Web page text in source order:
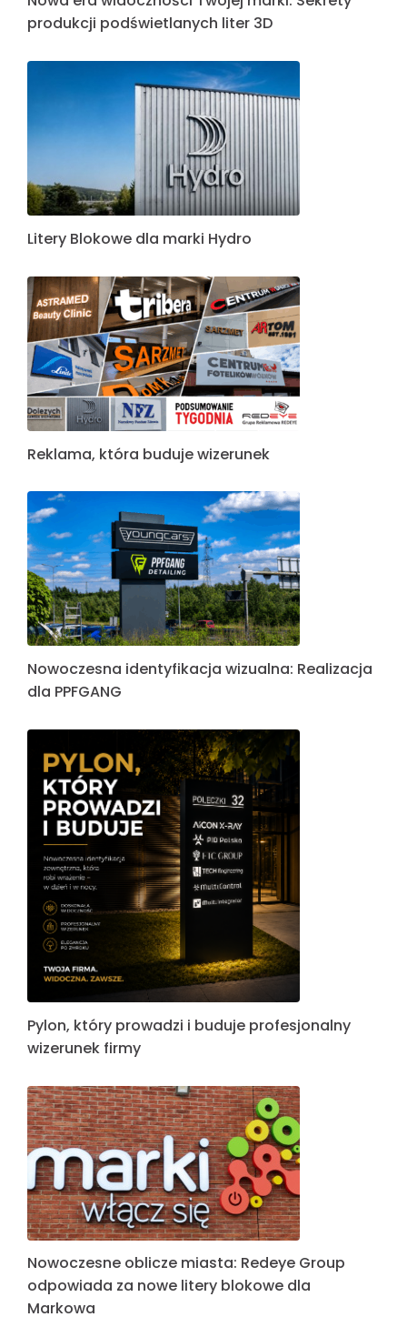
produkcji podświetlanych liter 3D
Litery Blokowe dla marki Hydro
Reklama, która buduje wizerunek
Nowoczesna identyfikacja wizualna: Realizacja
dla PPFGANG
Pylon, który prowadzi i buduje profesjonalny
wizerunek firmy
Nowoczesne oblicze miasta: Redeye Group
odpowiada za nowe litery blokowe dla
Markowa